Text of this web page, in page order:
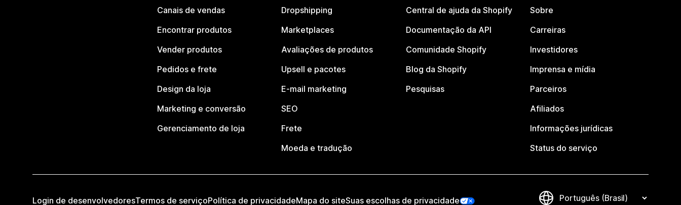
Canais de vendas
Encontrar produtos
Vender produtos
Pedidos e frete
Design da loja
Marketing e conversão
Gerenciamento de loja
Dropshipping
Marketplaces
Avaliações de produtos
Upsell e pacotes
E-mail marketing
SEO
Frete
Moeda e tradução
Central de ajuda da Shopify
Documentação da API
Comunidade Shopify
Blog da Shopify
Pesquisas
Sobre
Carreiras
Investidores
Imprensa e mídia
Parceiros
Afiliados
Informações jurídicas
Status do serviço
Login de desenvolvedoresTermos de serviçoPolítica de privacidadeMapa do siteSuas escolhas de privacidade